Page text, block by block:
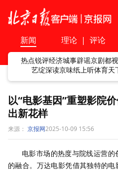
新闻 理论 | 评论
热点锐评经济城事辟谣京剧都
艺绽深读京味纸上听体育天
以“电影基因”重塑影院
出新花样
来源： 京报网2025-10-09 15:56
电影市场的热度与院线运营
的融合。万达电影凭借其独特的